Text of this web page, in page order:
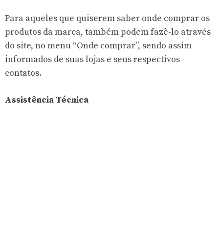
Para aqueles que quiserem saber onde comprar os
produtos da marca, também podem fazê-lo através
do site, no menu “Onde comprar”, sendo assim
informados de suas lojas e seus respectivos
contatos.
Assistência Técnica